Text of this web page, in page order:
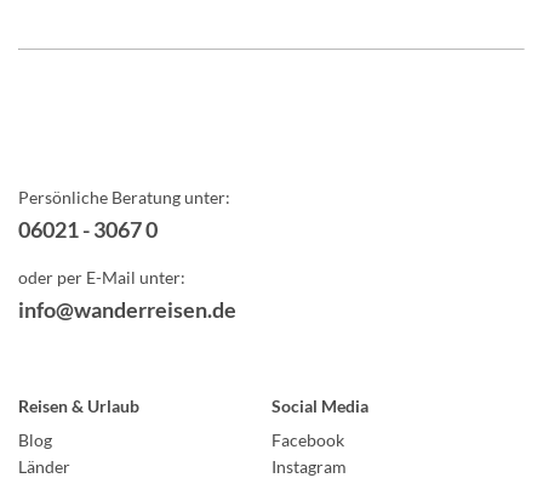
Persönliche Beratung unter:
06021 - 3067 0
oder per E-Mail unter:
info@wanderreisen.de
Reisen & Urlaub
Blog
Länder
Social Media
Facebook
Instagram